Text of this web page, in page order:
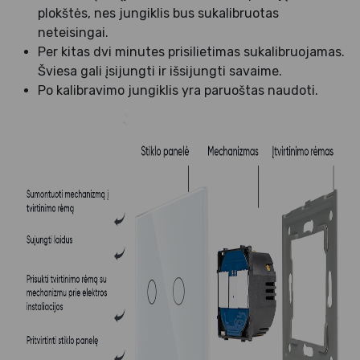
plokštės, nes jungiklis bus sukalibruotas
neteisingai.
Per kitas dvi minutes prisilietimas sukalibruojamas.
Šviesa gali įsijungti ir išsijungti savaime.
Po kalibravimo jungiklis yra paruoštas naudoti.